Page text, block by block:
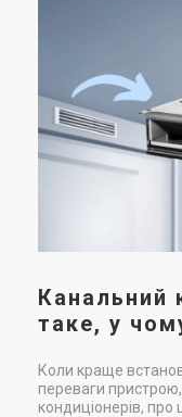
Канальний
таке, у
Коли краще
переваги
кондиціонерів, про